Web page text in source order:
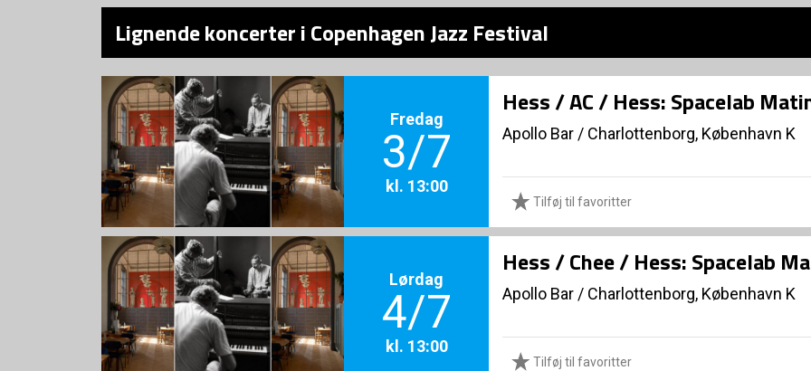
Lignende koncerter i Copenhagen Jazz Festival
Fredag
3/7
kl. 13:00
Hess / AC / Hess: Spacelab
Apollo Bar / Charlottenborg, København K
Tilføj til favoritter
Lørdag
4/7
kl. 13:00
Hess / Chee / Hess: Spacelab
Apollo Bar / Charlottenborg, København K
Tilføj til favoritter